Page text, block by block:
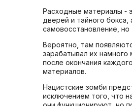
Расходные материалы -
дверей и тайного
самовосстановление,
Вероятно, там
зарабатывал их
после окончания
материалов.
Нацистские зомби
исключением того, что